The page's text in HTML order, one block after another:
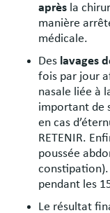
après la
manière
médicale.
Des lavages
fois par jour
nasale liée à
important de
en cas
RETENIR.
poussée
constipation).
pendant les
Le résultat